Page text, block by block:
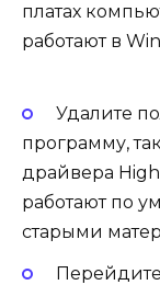
платах
работают в
Удалите
программу,
драйвера
работают по
старыми